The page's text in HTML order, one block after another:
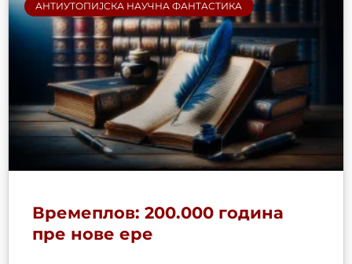
АНТИУТОПИЈСКА НАУЧНА ФАНТАСТИКА
Времеплов: 200.000 година
пре нове ере